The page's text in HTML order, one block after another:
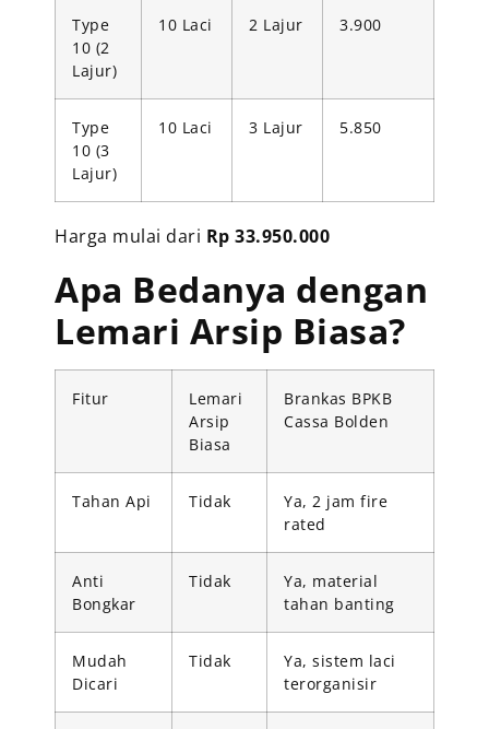
Type
10 (2
Lajur)
10 Laci 2 Lajur 3.900
Type
10 (3
Lajur)
10 Laci 3 Lajur 5.850
Harga mulai dari Rp 33.950.000
Apa Bedanya dengan
Lemari Arsip Biasa?
Fitur
Lemari
Arsip
Biasa
Brankas BPKB
Cassa Bolden
Tahan Api Tidak
Ya, 2 jam fire
rated
Anti
Bongkar
Tidak
Ya, material
tahan banting
Mudah
Dicari
Tidak
Ya, sistem laci
terorganisir